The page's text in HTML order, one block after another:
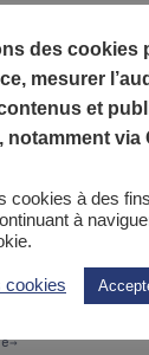
min
sources de
les tartes
: Tarte aux
des cookies
mesurer
et
notamment via
cookies à des
à
cookies